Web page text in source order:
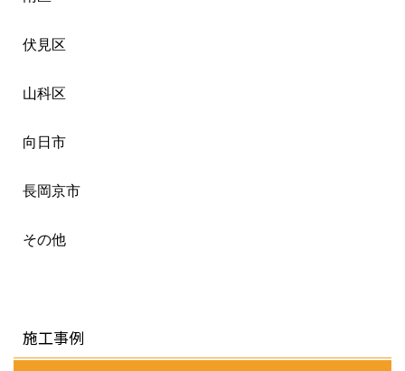
伏見区
山科区
向日市
長岡京市
その他
施工事例